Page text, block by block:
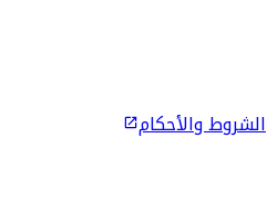
الشروط والأحكام